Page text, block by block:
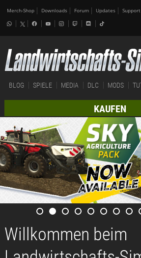
Merch-Shop Downloads Forum Updates Support
BLOG SPIELE MEDIA DLC MODS
KAUFEN
Willkommen beim